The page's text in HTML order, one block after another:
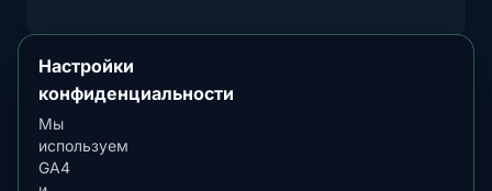
Yokohama
Port city near Tokyo with rare aurora sightings
Настройки
конфиденциальности
Мы
используем
GA4